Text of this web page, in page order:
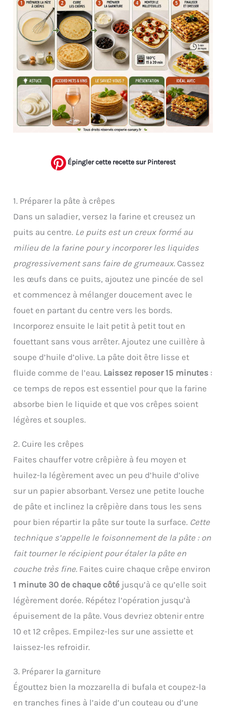
Épingler cette recette sur Pinterest
1. Préparer la pâte à crêpes
Dans un saladier, versez la farine et creusez un
puits au centre. Le puits est un creux formé au
milieu de la farine pour y incorporer les liquides
progressivement sans faire de grumeaux. Cassez
les œufs dans ce puits, ajoutez une pincée de sel
et commencez à mélanger doucement avec le
fouet en partant du centre vers les bords.
Incorporez ensuite le lait petit à petit tout en
fouettant sans vous arrêter. Ajoutez une cuillère à
soupe d’huile d’olive. La pâte doit être lisse et
fluide comme de l’eau. Laissez reposer 15 minutes :
ce temps de repos est essentiel pour que la farine
absorbe bien le liquide et que vos crêpes soient
légères et souples.
2. Cuire les crêpes
Faites chauffer votre crêpière à feu moyen et
huilez-la légèrement avec un peu d’huile d’olive
sur un papier absorbant. Versez une petite louche
de pâte et inclinez la crêpière dans tous les sens
pour bien répartir la pâte sur toute la surface. Cette
technique s’appelle le foisonnement de la pâte : on
fait tourner le récipient pour étaler la pâte en
couche très fine. Faites cuire chaque crêpe environ
1 minute 30 de chaque côté jusqu’à ce qu’elle soit
légèrement dorée. Répétez l’opération jusqu’à
épuisement de la pâte. Vous devriez obtenir entre
10 et 12 crêpes. Empilez-les sur une assiette et
laissez-les refroidir.
3. Préparer la garniture
Égouttez bien la mozzarella di bufala et coupez-la
en tranches fines à l’aide d’un couteau ou d’une